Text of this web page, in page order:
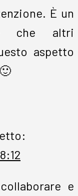
È un
che altri
aspetto
e